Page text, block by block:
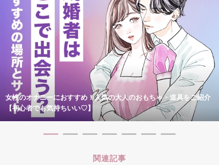
女性のオナニーにおすすめ！人気の大人のおもちゃ・道具をご紹介
【初心者でも気持ちいい♡】
関連記事